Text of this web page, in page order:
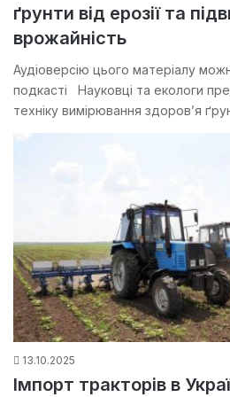
ґрунти від ерозії та
врожайність
Аудіоверсію цього матеріалу
подкасті Науковці та екологи
техніку вимірювання здоров’я
13.10.2025
Імпорт тракторів в